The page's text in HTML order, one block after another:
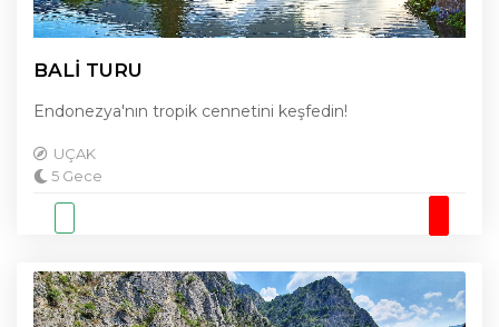
BALİ TURU
Endonezya'nın tropik cennetini keşfedin!
UÇAK
5 Gece